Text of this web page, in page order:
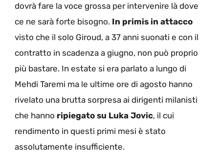
dovrà fare la voce grossa per intervenire là dove
ce ne sarà forte bisogno. In primis in attacco
visto che il solo Giroud, a 37 anni suonati e con il
contratto in scadenza a giugno, non può proprio
più bastare. In estate si era parlato a lungo di
Mehdi Taremi ma le ultime ore di agosto hanno
rivelato una brutta sorpresa ai dirigenti milanisti
che hanno ripiegato su Luka Jovic, il cui
rendimento in questi primi mesi è stato
assolutamente insufficiente.